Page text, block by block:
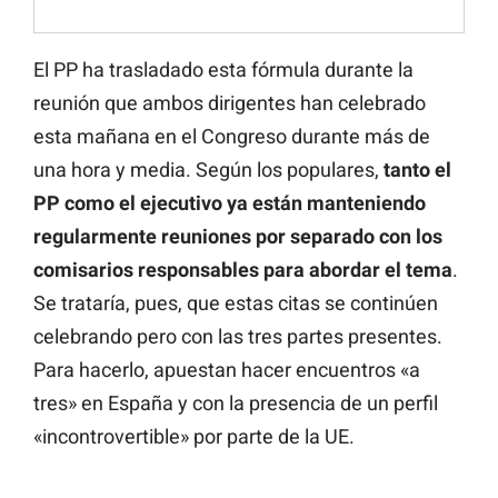
El PP ha trasladado esta fórmula durante la
reunión que ambos dirigentes han celebrado
esta mañana en el Congreso durante más de
una hora y media. Según los populares, tanto el
PP como el ejecutivo ya están manteniendo
regularmente reuniones por separado con los
comisarios responsables para abordar el tema.
Se trataría, pues, que estas citas se continúen
celebrando pero con las tres partes presentes.
Para hacerlo, apuestan hacer encuentros «a
tres» en España y con la presencia de un perfil
«incontrovertible» por parte de la UE.